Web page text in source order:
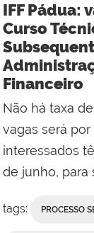
Bom
Jesus
do
Itabapoana
e
Campus
Antônio
de
Pádua
IFF Pádua:
Curso
Financeiro
Não há taxa
vagas será
interessados
de junho, para
tags: PROCESSO